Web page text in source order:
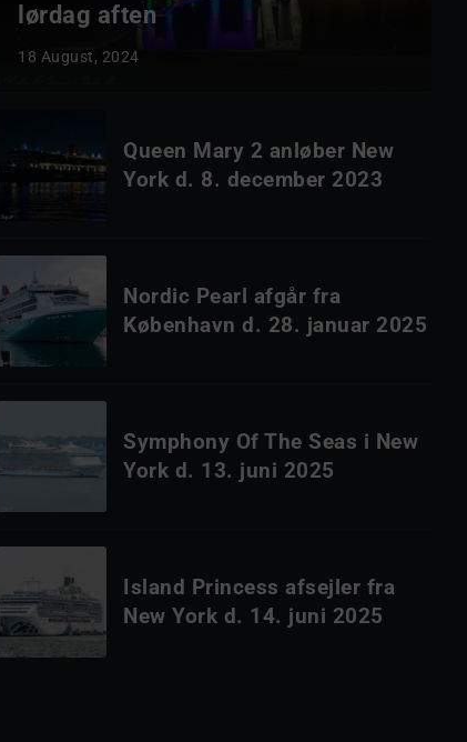
lørdag aften
18 August, 2024
Queen Mary 2 anløber New
York d. 8. december 2023
Nordic Pearl afgår fra
København d. 28. januar 2025
Symphony Of The Seas i New
York d. 13. juni 2025
Island Princess afsejler fra
New York d. 14. juni 2025